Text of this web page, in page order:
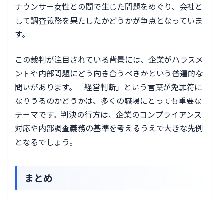
ナウンサー女性との間で生じた問題をめぐり、会社と
して調査義務を果たしたかどうかが争点となっていま
す。
この裁判が注目されている背景には、企業がハラスメ
ントや内部問題にどう向き合うべきかという普遍的な
問いがあります。「経営判断」という言葉が免罪符に
なりうるのかどうかは、多くの職場にとっても重要な
テーマです。判決の行方は、企業のコンプライアンス
対応や内部調査義務の基準を考えるうえで大きな先例
となるでしょう。
まとめ